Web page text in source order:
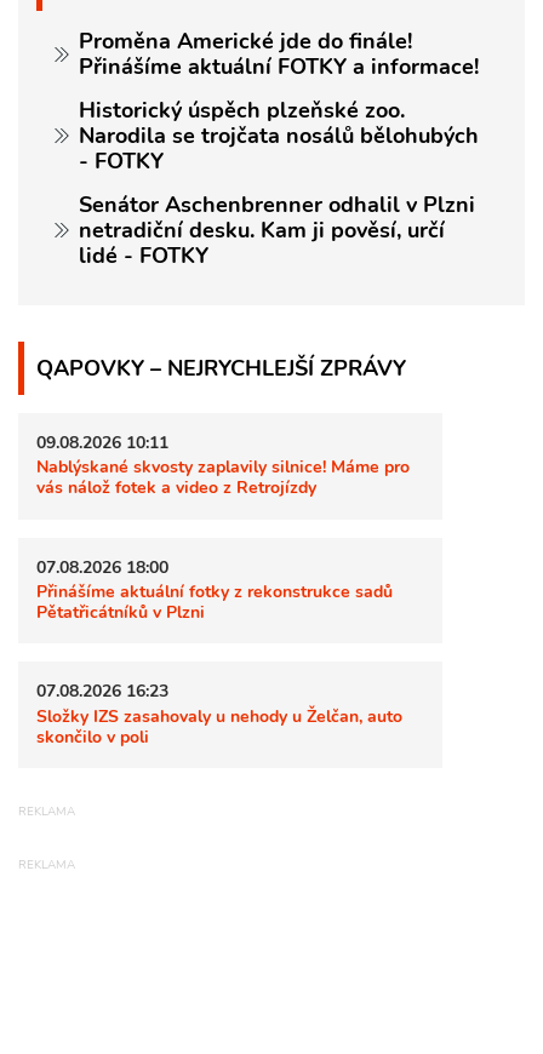
Proměna Americké jde do finále!
Přinášíme aktuální FOTKY a informace!
Historický úspěch plzeňské zoo.
Narodila se trojčata nosálů bělohubých
- FOTKY
Senátor Aschenbrenner odhalil v Plzni
netradiční desku. Kam ji pověsí, určí
lidé - FOTKY
QAPOVKY – NEJRYCHLEJŠÍ ZPRÁVY
09.08.2026 10:11
Nablýskané skvosty zaplavily silnice! Máme pro
vás nálož fotek a video z Retrojízdy
07.08.2026 18:00
Přinášíme aktuální fotky z rekonstrukce sadů
Pětatřicátníků v Plzni
07.08.2026 16:23
Složky IZS zasahovaly u nehody u Želčan, auto
skončilo v poli